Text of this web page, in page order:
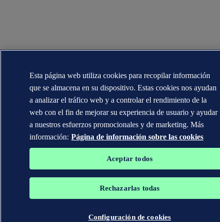
Esta página web utiliza cookies para recopilar información
que se almacena en su dispositivo. Estas cookies nos ayudan
a analizar el tráfico web y a controlar el rendimiento de la
web con el fin de mejorar su experiencia de usuario y ayudar
a nuestros esfuerzos promocionales y de marketing. Más
información: Página de información sobre las cookies
Aceptar todos
Rechazarlas todas
Configuración de cookies